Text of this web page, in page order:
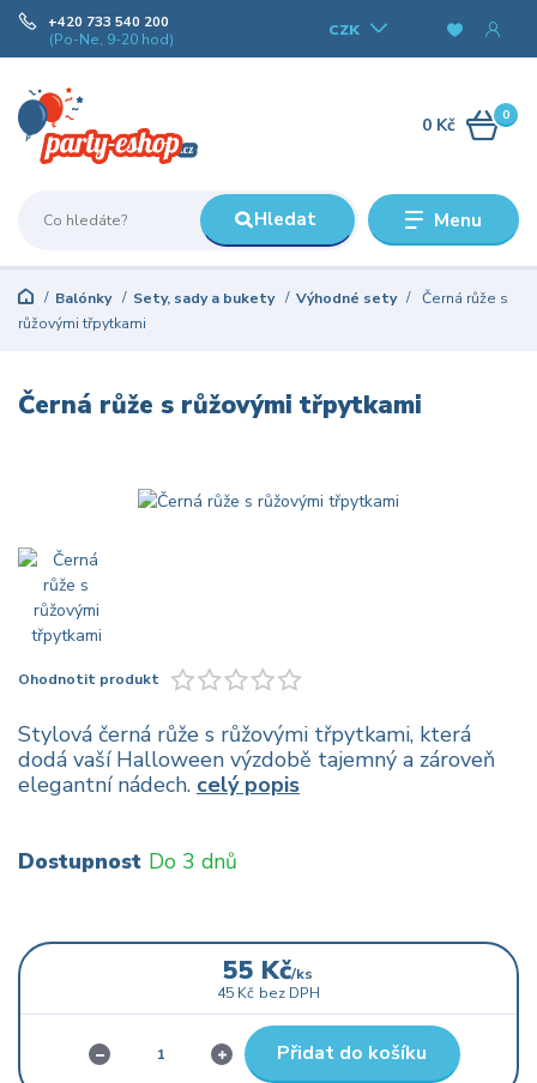
Menu
CZK
Hledat
+420 733 540 200
(Po-Ne, 9-20 hod)
0
0 Kč
Balónky Sety, sady a bukety Výhodné sety
Černá růže s
růžovými třpytkami
Černá růže s růžovými třpytkami
Ohodnotit produkt
Stylová černá růže s růžovými třpytkami, která
dodá vaší Halloween výzdobě tajemný a zároveň
elegantní nádech. celý popis
Dostupnost Do 3 dnů
55 Kč/ks
45 Kč bez DPH
Přidat do košíku